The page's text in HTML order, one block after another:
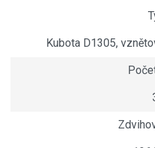
Kubota D1305,